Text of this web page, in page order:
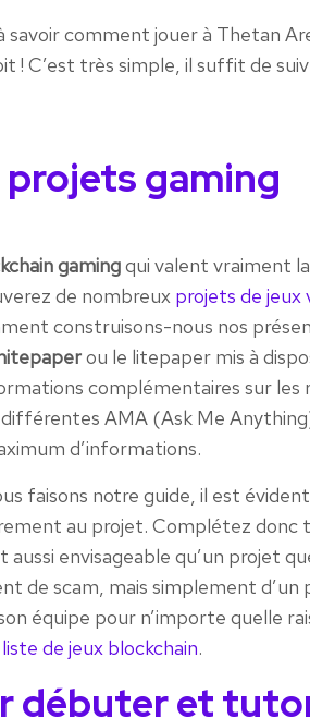
savoir comment jouer à Thetan
! C’est très simple, il suffit de
gaming
gamingqui valent vraiment la
de nombreux projets de jeux
construisons-nous nos
ou le litepaper mis à
complémentaires sur les
AMA (Ask Me
d’informations.
faisons notre guide, il est
au projet. Complétez donc
envisageable qu’un projet
de scam, mais simplement d’un
équipe pour n’importe quelle
liste de jeux blockchain.
débuter et